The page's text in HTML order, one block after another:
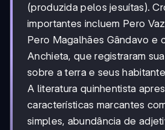
(produzida pelos jesuítas).
importantes incluem Pero
Pero Magalhães Gândavo e
Anchieta, que registraram
sobre a terra e seus
A literatura quinhentista
características marcantes
simples, abundância de